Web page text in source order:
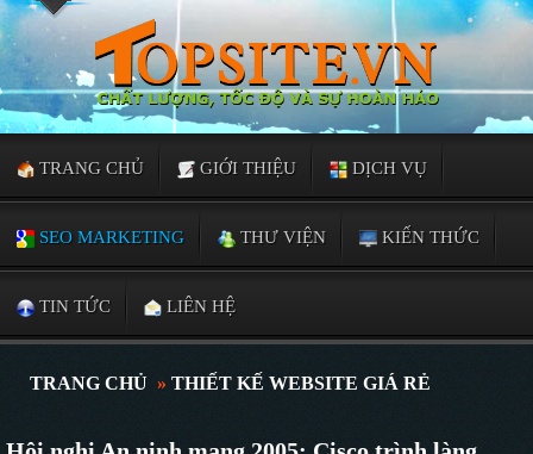
TRANG CHỦ GIỚI THIỆU DỊCH VỤ
SEO MARKETING THƯ VIỆN KIẾN THỨC
TIN TỨC LIÊN HỆ
TRANG CHỦ » THIẾT KẾ WEBSITE GIÁ RẺ